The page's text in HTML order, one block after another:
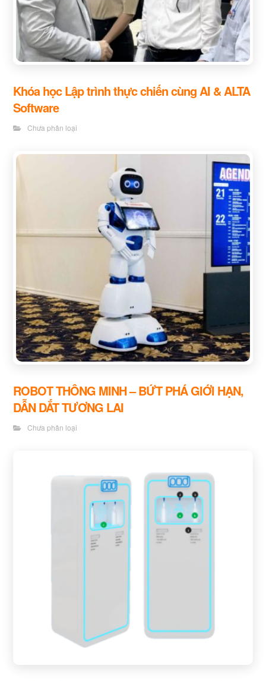
Khóa học Lập trình thực chiến cùng AI & ALTA
Software
Chưa phân loại
ROBOT THÔNG MINH – BỨT PHÁ GIỚI HẠN,
DẪN DẮT TƯƠNG LAI
Chưa phân loại